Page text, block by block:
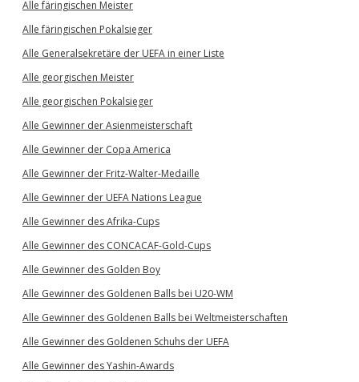
Alle färingischen Meister
Alle färingischen Pokalsieger
Alle Generalsekretäre der UEFA in einer Liste
Alle georgischen Meister
Alle georgischen Pokalsieger
Alle Gewinner der Asienmeisterschaft
Alle Gewinner der Copa America
Alle Gewinner der Fritz-Walter-Medaille
Alle Gewinner der UEFA Nations League
Alle Gewinner des Afrika-Cups
Alle Gewinner des CONCACAF-Gold-Cups
Alle Gewinner des Golden Boy
Alle Gewinner des Goldenen Balls bei U20-WM
Alle Gewinner des Goldenen Balls bei Weltmeisterschaften
Alle Gewinner des Goldenen Schuhs der UEFA
Alle Gewinner des Yashin-Awards